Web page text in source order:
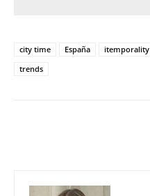
city time España itemporality
trends